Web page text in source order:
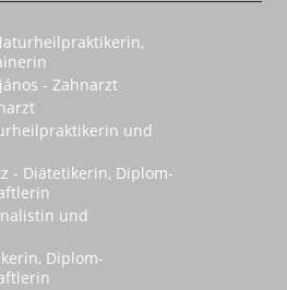
- Zahnarzt
und
- Diätetikerin, Diplom-
und
Diplom-